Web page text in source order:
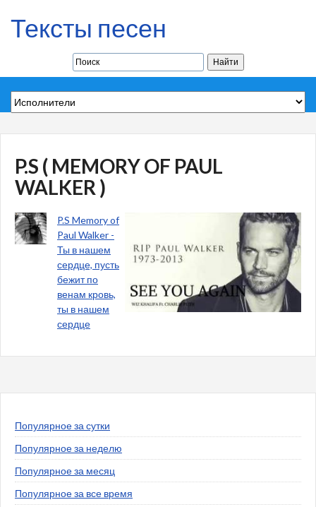
Тексты песен
P.S ( MEMORY OF PAUL
WALKER )
P.S Memory of
Paul Walker -
Ты в нашем
сердце, пусть
бежит по
венам кровь,
ты в нашем
сердце
Популярное за сутки
Популярное за неделю
Популярное за месяц
Популярное за все время